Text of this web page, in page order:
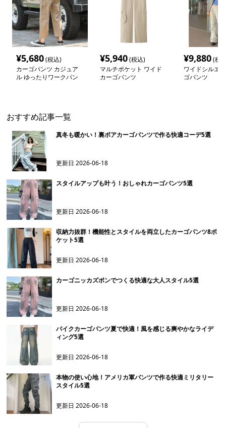
¥5,680(税込)
カーゴパンツ カジュア
ル ゆったりワークパン
¥5,940(税込)
マルチポケット ワイド
カーゴパンツ
¥9,880(税
ワイドシルエ
ゴパンツ
おすすめ記事一覧
真冬も暖かい！裏ボアカーゴパンツで作る快適コーデ5選
更新日2026-06-18
スタイルアップも叶う！おしゃれカーゴパンツ5選
更新日2026-06-18
収納力抜群！機能性とスタイルを両立したカーゴパンツ8ポ
ケット5選
更新日2026-06-18
カーゴニッカズボンでつくる快適な大人スタイル5選
更新日2026-06-18
バイクカーゴパンツ夏で快適！風を感じる爽やかなライデ
ィング5選
更新日2026-06-18
本物の使い心地！アメリカ軍パンツで作る快適ミリタリー
スタイル5選
更新日2026-06-18